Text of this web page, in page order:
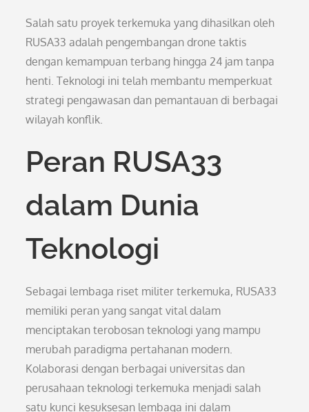
Salah satu proyek terkemuka yang dihasilkan oleh
RUSA33 adalah pengembangan drone taktis
dengan kemampuan terbang hingga 24 jam tanpa
henti. Teknologi ini telah membantu memperkuat
strategi pengawasan dan pemantauan di berbagai
wilayah konflik.
Peran RUSA33
dalam Dunia
Teknologi
Sebagai lembaga riset militer terkemuka, RUSA33
memiliki peran yang sangat vital dalam
menciptakan terobosan teknologi yang mampu
merubah paradigma pertahanan modern.
Kolaborasi dengan berbagai universitas dan
perusahaan teknologi terkemuka menjadi salah
satu kunci kesuksesan lembaga ini dalam